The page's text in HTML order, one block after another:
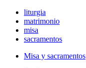
liturgia
matrimonio
misa
sacramentos
Misa y sacramentos